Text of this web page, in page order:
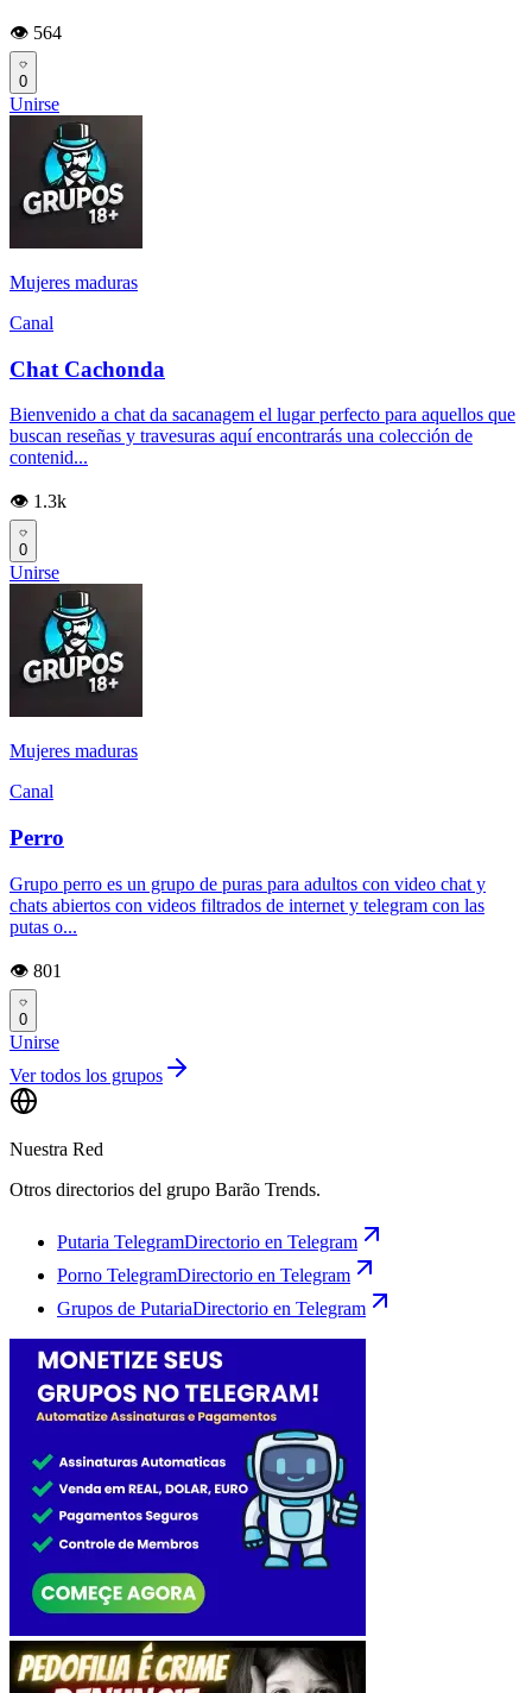
👁️ 564
0
Unirse
Mujeres maduras
Canal
Chat Cachonda
Bienvenido a chat da sacanagem el lugar perfecto para aquellos que
buscan reseñas y travesuras aquí encontrarás una colección de
contenid...
👁️ 1.3k
0
Unirse
Mujeres maduras
Canal
Perro
Grupo perro es un grupo de puras para adultos con video chat y
chats abiertos con videos filtrados de internet y telegram con las
putas o...
👁️ 801
0
Unirse
Ver todos los grupos
Nuestra Red
Otros directorios del grupo Barão Trends.
Putaria TelegramDirectorio en Telegram
Porno TelegramDirectorio en Telegram
Grupos de PutariaDirectorio en Telegram